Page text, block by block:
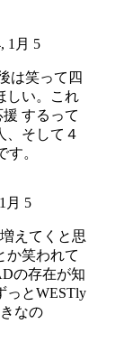
1月 5
は笑って四
しい。これ
するって
、そして４
。
月 5
えてくと思
か笑われて
の存在が知
っとWESTly
なの